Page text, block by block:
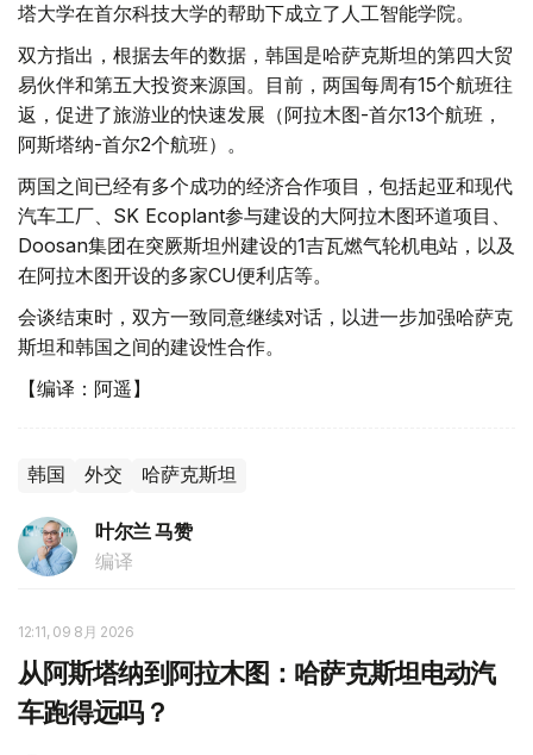
塔大学在首尔科技大学的帮助下成立了人工智能学院。
双方指出，根据去年的数据，韩国是哈萨克斯坦的第四大贸
易伙伴和第五大投资来源国。目前，两国每周有15个航班往
返，促进了旅游业的快速发展（阿拉木图-首尔13个航班，
阿斯塔纳-首尔2个航班）。
两国之间已经有多个成功的经济合作项目，包括起亚和现代
汽车工厂、SK Ecoplant参与建设的大阿拉木图环道项目、
Doosan集团在突厥斯坦州建设的1吉瓦燃气轮机电站，以及
在阿拉木图开设的多家CU便利店等。
会谈结束时，双方一致同意继续对话，以进一步加强哈萨克
斯坦和韩国之间的建设性合作。
【编译：阿遥】
韩国 外交 哈萨克斯坦
叶尔兰 马赞
编译
12:11, 09 8月 2026
从阿斯塔纳到阿拉木图：哈萨克斯坦电动汽
车跑得远吗？